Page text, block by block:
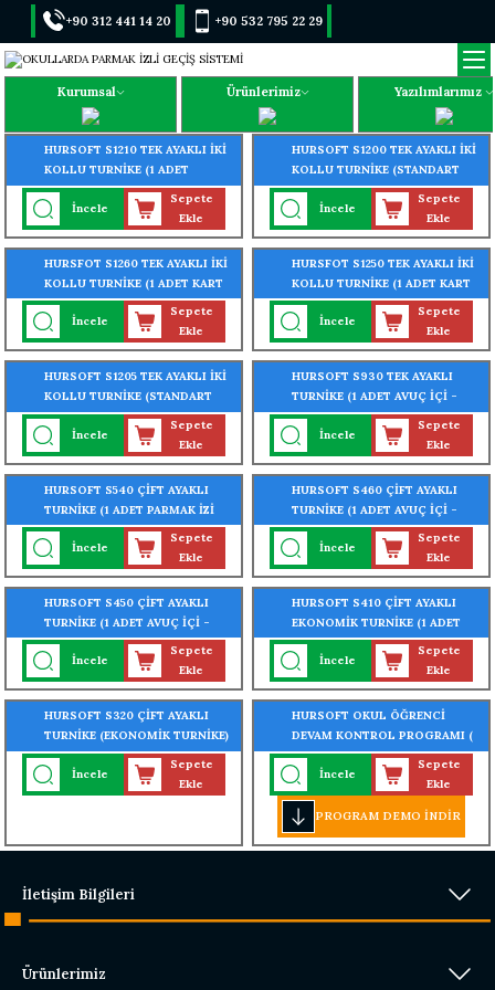
+90 312 441 14 20 +90 532 795 22 29
Kurumsal Ürünlerimiz Yazılımlarımız
HURSOFT S1210 TEK AYAKLI İKİ
KOLLU TURNİKE (1 ADET
PARMAK İZİ OKUYUCU
TURNİKEYE MONTELİ)
İncele
Sepete
Ekle
HURSOFT S1200 TEK AYAKLI İKİ
KOLLU TURNİKE (STANDART
TURNİKE) (304 KALİTE
PASLANMAZ ÇELİK)
İncele
Sepete
Ekle
HURSFOT S1260 TEK AYAKLI İKİ
KOLLU TURNİKE (1 ADET KART
OKUYUCU TURNİKEYE
MONTELİ)
İncele
Sepete
Ekle
HURSFOT S1250 TEK AYAKLI İKİ
KOLLU TURNİKE (1 ADET KART
OKUYUCU TURNİKEYE
MONTELİ)
İncele
Sepete
Ekle
HURSOFT S1205 TEK AYAKLI İKİ
KOLLU TURNİKE (STANDART
TURNİKE) (304 KALİTE
PASLANMAZ ÇELİK)
İncele
Sepete
Ekle
HURSOFT S930 TEK AYAKLI
TURNİKE (1 ADET AVUÇ İÇİ -
YÜZ - PARMAK İZİ OKUYUCU
TURNİKEYE MONTELİ)
İncele
Sepete
Ekle
HURSOFT S540 ÇİFT AYAKLI
TURNİKE (1 ADET PARMAK İZİ
OKUYUCU TURNİKEYE
MONTELİ)
İncele
Sepete
Ekle
HURSOFT S460 ÇİFT AYAKLI
TURNİKE (1 ADET AVUÇ İÇİ -
PARMAK İZİ OKUYUCU
TURNİKEYE MONTELİ)
İncele
Sepete
Ekle
HURSOFT S450 ÇİFT AYAKLI
TURNİKE (1 ADET AVUÇ İÇİ -
PARMAK İZİ OKUYUCU
TURNİKEYE MONTELİ)
İncele
Sepete
Ekle
HURSOFT S410 ÇİFT AYAKLI
EKONOMİK TURNİKE (1 ADET
PARMAK İZİ OKUYUCU
TURNİKEYE MONTELİ)
İncele
Sepete
Ekle
HURSOFT S320 ÇİFT AYAKLI
TURNİKE (EKONOMİK TURNİKE)
(304 KALİTE PASLANMAZ ÇELİK)
İncele
Sepete
Ekle
HURSOFT OKUL ÖĞRENCİ
DEVAM KONTROL PROGRAMI (
PARMAK İZİ - KARTLI - YÜZ
TANIMALI - TURNİKE GEÇİŞ
SİSTEMLİ)
İncele
Sepete
Ekle
PROGRAM DEMO İNDİR
İletişim Bilgileri
Ürünlerimiz